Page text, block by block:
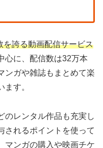
を誇る動画配信サービス
心に、配信数は32万本
ンガや雑誌もまとめて楽
す。
のレンタル作品も充実し
されるポイントを使って
マンガの購入や映画チケ